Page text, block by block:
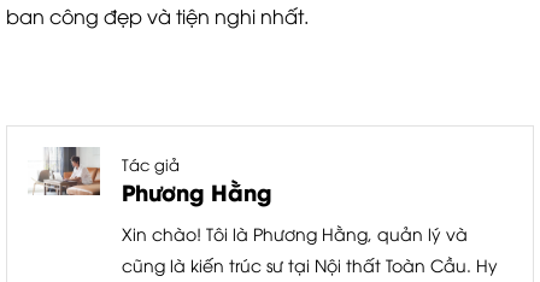
ban công đẹp và tiện nghi nhất.
Tác giả
Phương Hằng
Xin chào! Tôi là Phương Hằng, quản lý và
cũng là kiến trúc sư tại Nội thất Toàn Cầu. Hy